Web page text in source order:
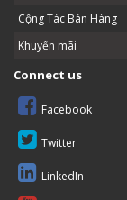
Cộng Tác Bán Hàng
Khuyến mãi
Connect us
Facebook
Twitter
LinkedIn